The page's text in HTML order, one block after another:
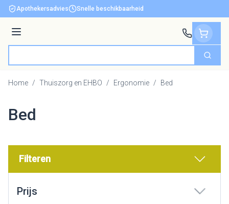
Ga naar de inhoud
Apothekersadvies Snelle beschikbaarheid
Menu
Zoek
Home / Thuiszorg en EHBO / Ergonomie / Bed
Bed
Filteren
Prijs